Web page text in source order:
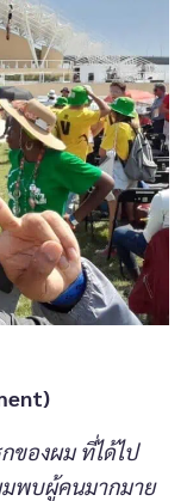
กของผม ที่ได้ไป
มพบผู้คนมากมาย